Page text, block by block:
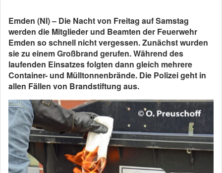
Emden (NI) – Die Nacht von Freitag auf Samstag
werden die Mitglieder und Beamten der Feuerwehr
Emden so schnell nicht vergessen. Zunächst wurden
sie zu einem Großbrand gerufen. Während des
laufenden Einsatzes folgten dann gleich mehrere
Container- und Mülltonnenbrände. Die Polizei geht in
allen Fällen von Brandstiftung aus.